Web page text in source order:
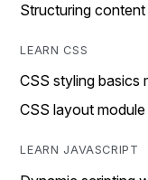
Structuring
LEARN CSS
CSS styling basics
CSS layout module
LEARN JAVASCRIPT